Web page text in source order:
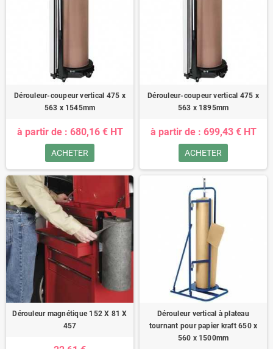
Dérouleur-coupeur vertical 475 x
563 x 1545mm
à partir de : 680,16 € HT
ACHETER
Dérouleur-coupeur vertical 475 x
563 x 1895mm
à partir de : 699,43 € HT
ACHETER
Dérouleur magnétique 152 X 81 X
457
Dérouleur vertical à plateau
tournant pour papier kraft 650 x
560 x 1500mm